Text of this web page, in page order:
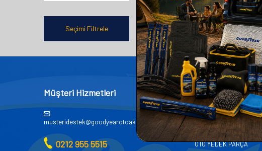
Seçimi Filtrele
Müşteri Hizmetleri
musteridestek@goodyearotoaksesuar.com.tr
0212 955 5515
Kategoriler
AKÜ
OTO KİMYASALLARI
OTO YEDEK PARÇA